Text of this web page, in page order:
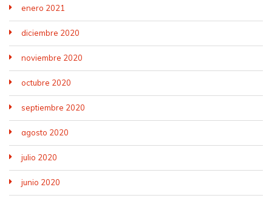
enero 2021
diciembre 2020
noviembre 2020
octubre 2020
septiembre 2020
agosto 2020
julio 2020
junio 2020